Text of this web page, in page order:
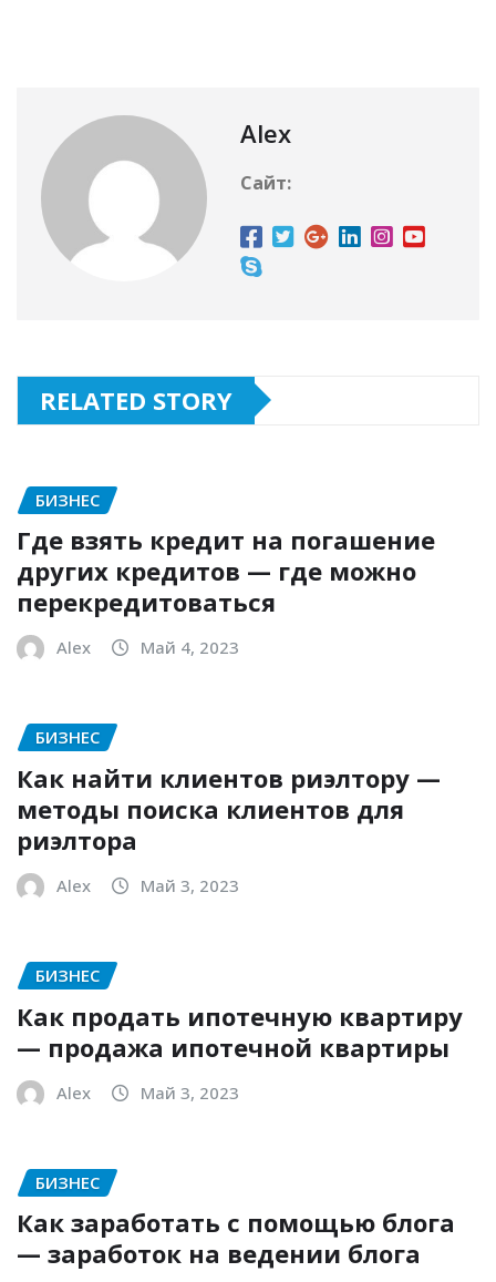
Alex
Сайт:
RELATED STORY
БИЗНЕС
Где взять кредит на погашение
других кредитов — где можно
перекредитоваться
Alex Май 4, 2023
БИЗНЕС
Как найти клиентов риэлтору —
методы поиска клиентов для
риэлтора
Alex Май 3, 2023
БИЗНЕС
Как продать ипотечную квартиру
— продажа ипотечной квартиры
Alex Май 3, 2023
БИЗНЕС
Как заработать с помощью блога
— заработок на ведении блога